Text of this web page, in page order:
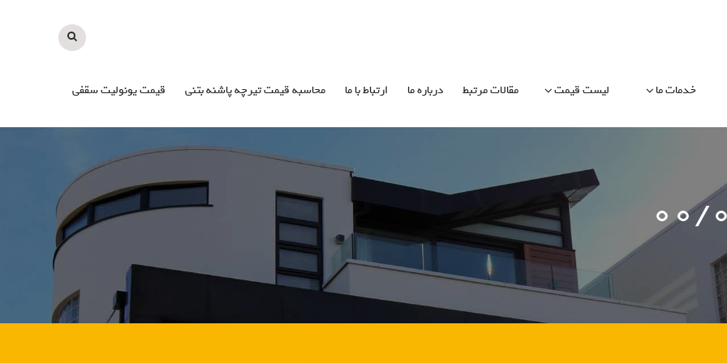
خدمات ما لیست قیمت مقالات مرتبط درباره ما ارتباط با ما محاسبه قیمت تیرچه پاشنه بتنی قیمت یونولیت سقفی